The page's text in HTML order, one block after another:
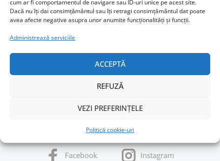
cum ar fi comportamentul de navigare sau ID-uri unice pe acest site.
Dacă nu îți dai consimțământul sau îți retragi consimțământul dat poate
avea afecte negative asupra unor anumite funcționalități și funcții.
Administrează serviciile
ACCEPTĂ
REFUZĂ
VEZI PREFERINȚELE
Politică cookie-uri
URMĂREȘTE-MI ACTIVITATEA
Facebook Instagram